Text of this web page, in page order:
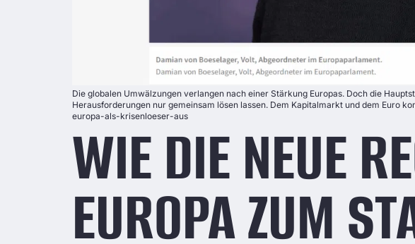
Die globalen Umwälzungen verlangen nach einer Stärkung Europas. Doch die
Herausforderungen nur gemeinsam lösen lassen. Dem Kapitalmarkt und dem
europa-als-krisenloeser-aus
WIE DIE NEUE
EUROPA ZUM